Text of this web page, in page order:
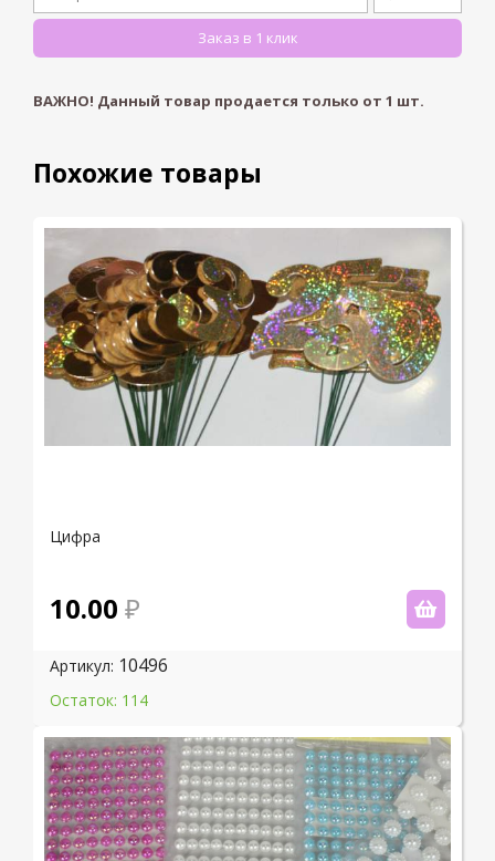
ВАЖНО! Данный товар продается только от 1 шт.
Похожие товары
Цифра
10.00
Артикул: 10496
Остаток: 114